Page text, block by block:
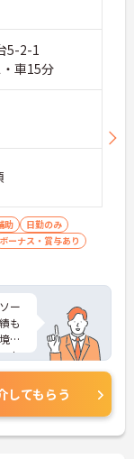
5-2-1
車15分
助
日勤のみ
ボーナス・賞与あり
ー
も
で
さ
く
してもらう